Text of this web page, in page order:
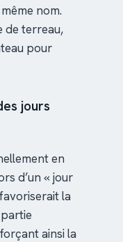
nom.
de terreau,
pour
jours
en
d’un « jour
la
ainsi la